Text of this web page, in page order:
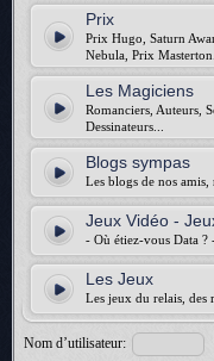
Prix
Prix Hugo, Saturn
Nebula, Prix
Les Magiciens
Romanciers, Auteurs,
Dessinateurs...
Blogs sympas
Les blogs de nos
Jeux Vidéo -
- Où étiez-vous Data ?
Les Jeux
Les jeux du relais, des
Nom d’utilisateur: